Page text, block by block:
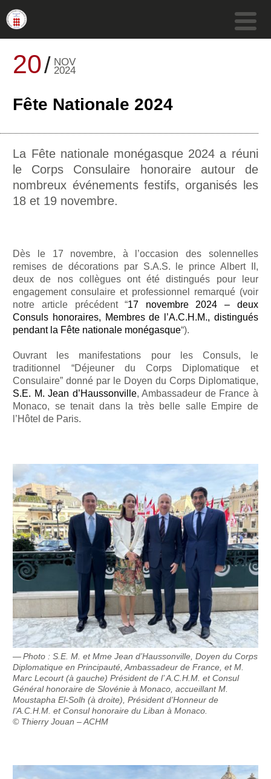
20 NOV
2024
Fête Nationale 2024
La Fête nationale monégasque 2024 a réuni
le Corps Consulaire honoraire autour de
nombreux événements festifs, organisés les
18 et 19 novembre.
Dès le 17 novembre, à l’occasion des solennelles
remises de décorations par S.A.S. le prince Albert II,
deux de nos collègues ont été distingués pour leur
engagement consulaire et professionnel remarqué (voir
notre article précédent “17 novembre 2024 – deux
Consuls honoraires, Membres de l’A.C.H.M., distingués
pendant la Fête nationale monégasque“).
Ouvrant les manifestations pour les Consuls, le
traditionnel “Déjeuner du Corps Diplomatique et
Consulaire” donné par le Doyen du Corps Diplomatique,
S.E. M. Jean d’Haussonville, Ambassadeur de France à
Monaco, se tenait dans la très belle salle Empire de
l’Hôtel de Paris.
Photo : S.E. M. et Mme Jean d’Haussonville, Doyen du Corps
Diplomatique en Principauté, Ambassadeur de France, et M.
Marc Lecourt (à gauche) Président de l’ A.C.H.M. et Consul
Général honoraire de Slovénie à Monaco, accueillant M.
Moustapha El-Solh (à droite), Président d’Honneur de
l’A.C.H.M. et Consul honoraire du Liban à Monaco.
© Thierry Jouan – ACHM